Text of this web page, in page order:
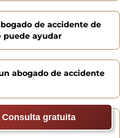
de accidente de
puede ayudar
abogado de accidente
distracciones al volante
Consulta gratuita